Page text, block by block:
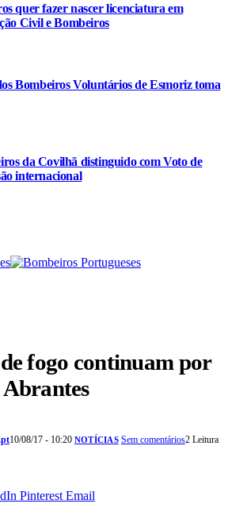
quer fazer nascer licenciatura em
Civil e Bombeiros
Bombeiros Voluntários de Esmoriz toma
da Covilhã distinguido com Voto de
internacional
fogo continuam por
10/08/17 - 10:20 NOTÍCIAS Sem comentários2 Leitura
Pinterest Email